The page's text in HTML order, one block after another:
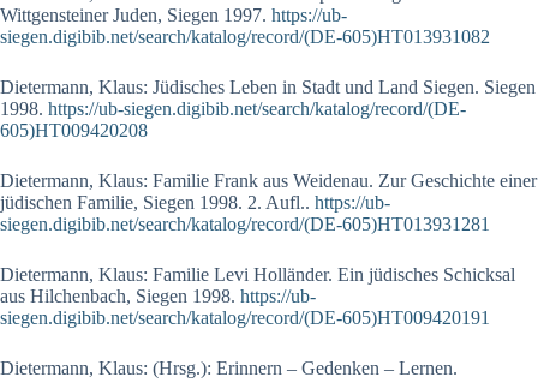
Wittgensteiner Juden, Siegen 1997. https://ub-
siegen.digibib.net/search/katalog/record/(DE-605)HT013931082
Dietermann, Klaus: Jüdisches Leben in Stadt und Land Siegen. Siegen
1998. https://ub-siegen.digibib.net/search/katalog/record/(DE-
605)HT009420208
Dietermann, Klaus: Familie Frank aus Weidenau. Zur Geschichte einer
jüdischen Familie, Siegen 1998. 2. Aufl.. https://ub-
siegen.digibib.net/search/katalog/record/(DE-605)HT013931281
Dietermann, Klaus: Familie Levi Holländer. Ein jüdisches Schicksal
aus Hilchenbach, Siegen 1998. https://ub-
siegen.digibib.net/search/katalog/record/(DE-605)HT009420191
Dietermann, Klaus: (Hrsg.): Erinnern – Gedenken – Lernen.